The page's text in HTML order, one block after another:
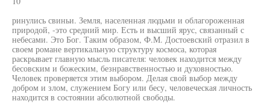
ринулись свиньи. Земля, населенная людьми и облагороженная
природой, -это средний мир. Есть и высший ярус, связанный с
небесами. Это Бог. Таким образом, Ф.М. Достоевский отразил в
своем романе вертикальную структуру космоса, которая
раскрывает главную мысль писателя: человек находится между
бесовским и божеским, безнравственностью и духовностью.
Человек проверяется этим выбором. Делая свой выбор между
добром и злом, служением Богу или бесу, человеческая личность
находится в состоянии абсолютной свободы.